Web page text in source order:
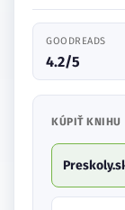
GOODREADS
4.2/5
KÚPIŤ KNIHU